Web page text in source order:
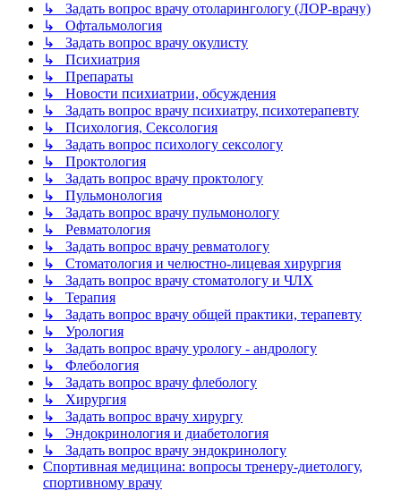
↳ Задать вопрос врачу отоларингологу (ЛОР-врачу)
↳ Офтальмология
↳ Задать вопрос врачу окулисту
↳ Психиатрия
↳ Препараты
↳ Новости психиатрии, обсуждения
↳ Задать вопрос врачу психиатру, психотерапевту
↳ Психология, Сексология
↳ Задать вопрос психологу сексологу
↳ Проктология
↳ Задать вопрос врачу проктологу
↳ Пульмонология
↳ Задать вопрос врачу пульмонологу
↳ Ревматология
↳ Задать вопрос врачу ревматологу
↳ Стоматология и челюстно-лицевая хирургия
↳ Задать вопрос врачу стоматологу и ЧЛХ
↳ Терапия
↳ Задать вопрос врачу общей практики, терапевту
↳ Урология
↳ Задать вопрос врачу урологу - андрологу
↳ Флебология
↳ Задать вопрос врачу флебологу
↳ Хирургия
↳ Задать вопрос врачу хирургу
↳ Эндокринология и диабетология
↳ Задать вопрос врачу эндокринологу
Спортивная медицина: вопросы тренеру-диетологу,
спортивному врачу